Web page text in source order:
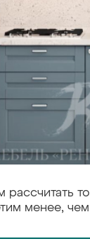
менее, чем